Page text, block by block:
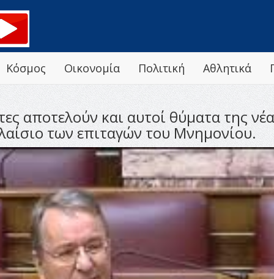
Κόσμος Οικονομία Πολιτική Αθλητικά
αποτελούν και αυτοί θύματα της
των επιταγών του Μνημονίου.